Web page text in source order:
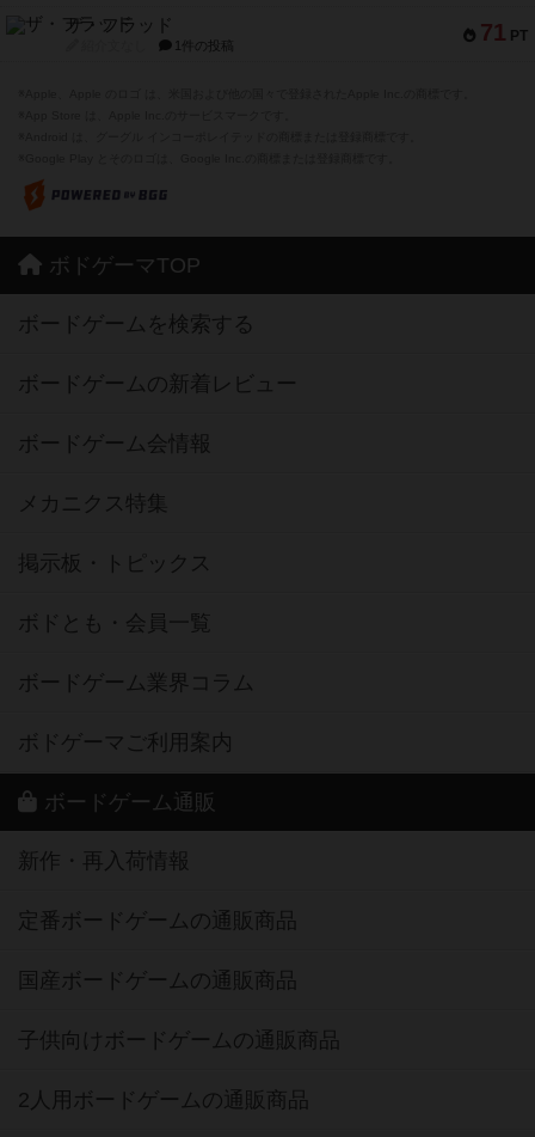
71 PT
ザ・フラッド
1件の投稿
ボドゲーマTOP
ボードゲームを検索する
ボードゲームの新着レビュー
ボードゲーム会情報
メカニクス特集
掲示板・トピックス
ボドとも・会員一覧
ボードゲーム業界コラム
ボドゲーマご利用案内
ボードゲーム通販
新作・再入荷情報
定番ボードゲームの通販商品
国産ボードゲームの通販商品
子供向けボードゲームの通販商品
2人用ボードゲームの通販商品